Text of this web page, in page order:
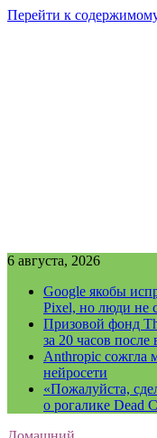
Перейти к
6 августа, 2026
Google якобы
Pixel, но люди не
Призовой фонд
за 20 часов
Anthropic сожгла
нейросети
«Пожалуйста,
о рогалике Dead